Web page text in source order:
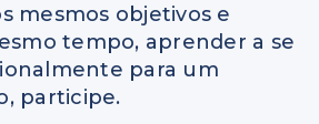
mesmos objetivos e
tempo, aprender a se
para um
participe.